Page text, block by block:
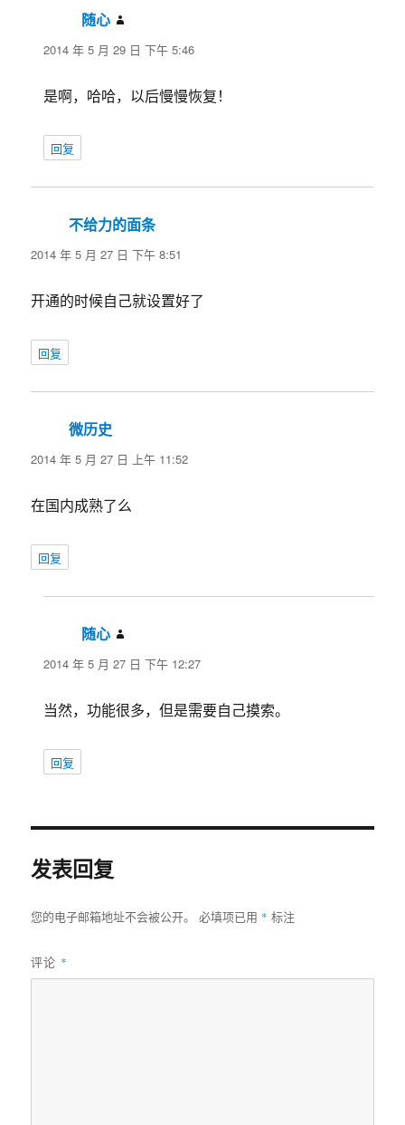
随心
道：
2014 年 5 月 29 日 下午 5:46
是啊，哈哈，以后慢慢恢复！
回复
不给力的面条说
道：
2014 年 5 月 27 日 下午 8:51
开通的时候自己就设置好了
回复
微历史
道：
2014 年 5 月 27 日 上午 11:52
在国内成熟了么
回复
随心
道：
2014 年 5 月 27 日 下午 12:27
当然，功能很多，但是需要自己摸索。
回复
发表回复
您的电子邮箱地址不会被公开。 必填项已用 * 标注
评论 *